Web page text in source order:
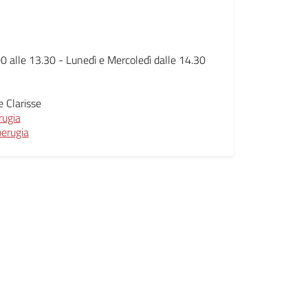
alle 13.30 - Lunedì e Mercoledì dalle 14.30
Clarisse